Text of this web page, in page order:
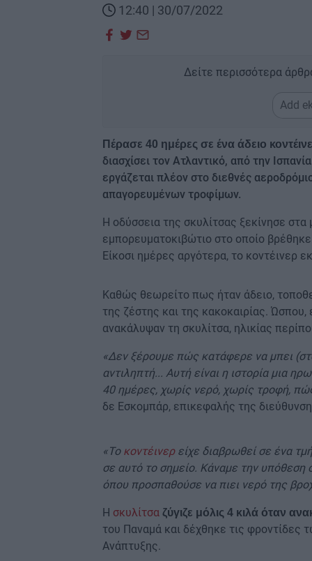
12:40 | 30/07/2022
Δείτε περισσότερα
Add
Πέρασε 40 ημέρες σε ένα άδειο
διασχίσει τον Ατλαντικό, από την
εργάζεται πλέον στο διεθνές
απαγορευμένων τροφίμων.
Η οδύσσεια της σκυλίτσας ξεκίνησε
εμπορευματοκιβώτιο στο οποίο
Είκοσι ημέρες αργότερα, το κοντέινερ
Καθώς θεωρείτο πως ήταν άδειο,
της ζέστης και της κακοκαιρίας. Ώσπου,
ανακάλυψαν τη σκυλίτσα, ηλικίας
«Δεν ξέρουμε πώς κατάφερε να μπει
αντιληπτή... Αυτή είναι η ιστορία μια
40 ημέρες, χωρίς νερό, χωρίς τροφή,
δε Εσκομπάρ, επικεφαλής της
«Το κοντέινερ είχε διαβρωθεί σε ένα
σε αυτό το σημείο. Κάναμε την υπόθεση
όπου προσπαθούσε να πιει νερό της
Η σκυλίτσα ζύγιζε μόλις 4 κιλά όταν
του Παναμά και δέχθηκε τις φροντίδες
Ανάπτυξης.